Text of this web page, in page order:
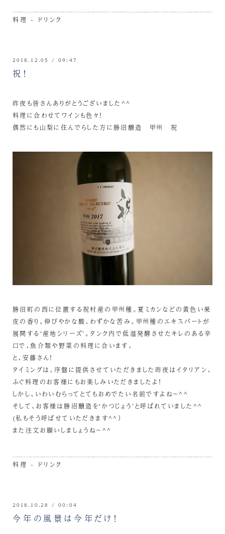
料理 - ドリンク
2018.12.05 / 09:47
祝！
昨夜も皆さんありがとうございました^^
料理に合わせてワインも色々！
偶然にも山梨に住んでらした方に勝沼醸造 甲州 祝
勝沼町の西に位置する祝村産の甲州種。夏ミカンなどの黄色い果
皮の香り。伸びやかな酸、わずかな苦み。甲州種のエキスパートが
展開する‘産地シリーズ’。タンク内で低温発酵させたキレのある辛
口で、魚介類や野菜の料理に合います。
と、安藤さん！
タイミングは、序盤に提供させていただきました昨夜はイタリアン、
ふぐ料理のお客様にもお楽しみいただきましたよ！
しかし、いわいむらってとてもおめでたい名前ですよね～^^
そして、お客様は勝沼醸造を‘かつじょう’と呼ばれていました^^
(私もそう呼ばせていただきます^^）
また注文お願いしましょうね～^^
料理 - ドリンク
2018.10.28 / 00:04
今年の風景は今年だけ！